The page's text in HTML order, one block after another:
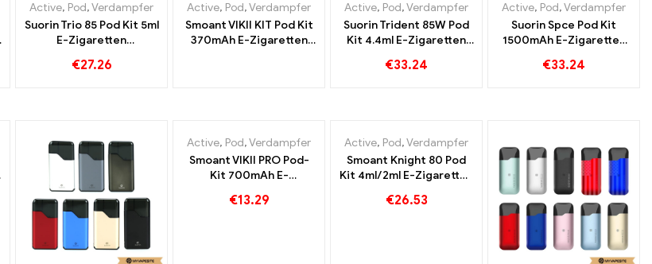
Active, Pod,Verdampfer
Suorin Trio 85 Pod Kit 5ml
E-Zigaretten
€27.26
Active, Pod,Verdampfer
Smoant VIKII KIT Pod Kit
370mAh E-Zigaretten
Active, Pod,Verdampfer
Suorin Trident 85W Pod
Kit 4.4ml E-Zigaretten
€33.24
Active, Pod,Verdampfer
Suorin Spce Pod Kit
1500mAh E-Zigaretten
€33.24
Active, Pod,Verdampfer
Smoant VIKII PRO Pod-
Kit 700mAh E-
Custom
€13.29
Active, Pod,Verdampfer
Smoant Knight 80 Pod
Kit 4ml/2ml E-Zigaretten
€26.53